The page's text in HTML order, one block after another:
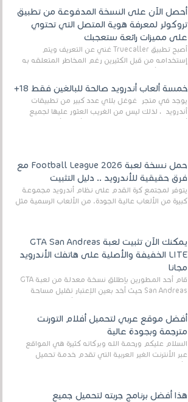
أحصل الآن على النسخة المدفوعة من تطبيق
تروكولر لمعرفة هوية المتصل التي تحتوي
على مميزات رائعة ستعجبك
أصبح تطبيق Truecaller غني عن التعريف ويتم
إستخدامه من قبل الكثيرين رغم المخاطر المتعلقه به
خمسة ألعاب أندرويد صالحة للبالغين فقط 18+
يوجد في متجر غوغل بلاي عدد كبير من تطبيقات
أندرويد ، لذلك ليس من الغريب العثور عليها لجميع
حمل نسخة لعبة Football League 2026 مع
فرق حقيقية للأندرويد .. دليل التثبيت
يتوفر لمجتمع كرة القدم على نظام أندرويد مجموعة
كبيرة من الألعاب عالية الجودة. من الألعاب الرسمية مثل
يمكنك الآن تثبيت لعبة GTA San Andreas
LITE الخفيفة والأصلية على هاتفك الأندرويد
مجانا
قام أحد المطورين بإطلاق نسخة معدلة من لعبة GTA
San Andreas حيث أخد بعين الإعتبار تقليل مساحة
أفضل موقع عربي لتحميل أفلام التورنت
مترجمة وبجودة عالية
السلام عليكم ورحمة الله وبركاته كثيرة هي المواقع
عبر الأنترنت الغير العربية التي تقدم خدمة تحميل
هذا أفضل برنامج جربته لتحميل جميع